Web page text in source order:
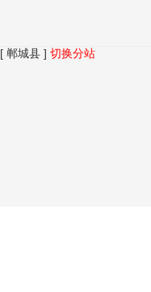
[ 郸城县 ] 切换分站